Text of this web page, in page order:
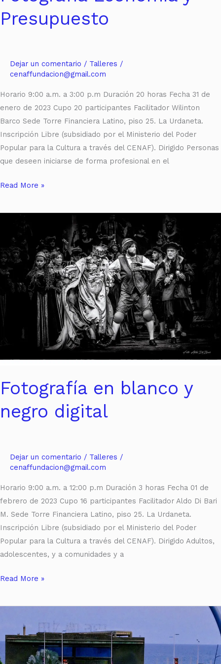
Presupuesto
Dejar un comentario / Talleres /
cenaffundacion@gmail.com
Horario 9:00 a.m. a 3:00 p.m Duración 20 horas Fecha 31 de
enero de 2023 Cupo 20 participantes Facilitador Wilinton
Barco Sede Torre Financiera Latino, piso 25. La Urdaneta.
Inscripción Libre (subsidiado por el Ministerio del Poder
Popular para la Cultura a través del CENAF). Dirigido Personas
que deseen iniciarse de forma profesional en el
Read More »
Fotografía en blanco y
negro digital
Dejar un comentario / Talleres /
cenaffundacion@gmail.com
Horario 9:00 a.m. a 12:00 p.m Duración 3 horas Fecha 01 de
febrero de 2023 Cupo 16 participantes Facilitador Aldo Di Bari
M. Sede Torre Financiera Latino, piso 25. La Urdaneta.
Inscripción Libre (subsidiado por el Ministerio del Poder
Popular para la Cultura a través del CENAF). Dirigido Adultos,
adolescentes, y a comunidades y a
blanco
y
negro
digital
Read More »
Integral
de